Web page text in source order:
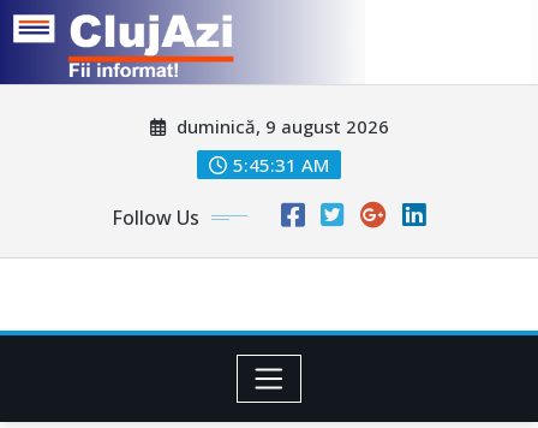
duminică, 9 august 2026
5:45:34 AM
Follow Us